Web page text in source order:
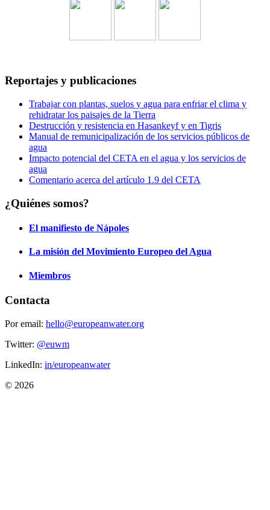
Reportajes y publicaciones
Trabajar con plantas, suelos y agua para enfriar el clima y
rehidratar los paisajes de la Tierra
Destrucción y resistencia en Hasankeyf y en Tigris
Manual de remunicipalización de los servicios públicos de
agua
Impacto potencial del CETA en el agua y los servicios de
agua
Comentario acerca del artículo 1.9 del CETA
¿Quiénes somos?
El manifiesto de Nápoles
La misión del Movimiento Europeo del Agua
Miembros
Contacta
Por email: hello@europeanwater.org
Twitter: @euwm
LinkedIn: in/europeanwater
© 2026